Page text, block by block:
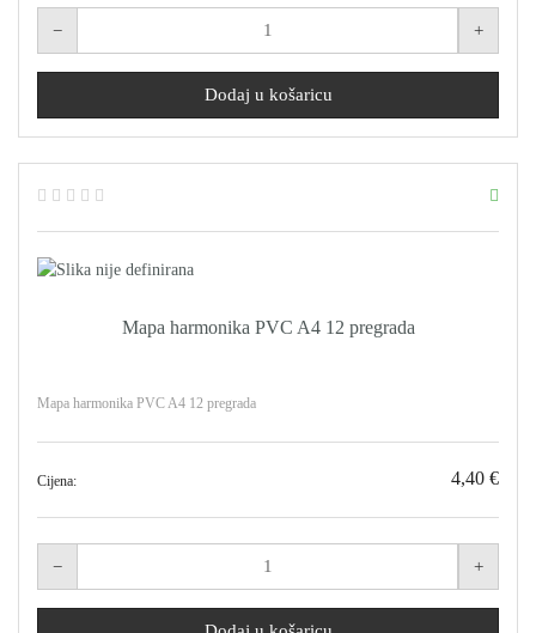
Mapa harmonika PVC A4 12 pregrada
Mapa harmonika PVC A4 12 pregrada
Cijena: 4,40 €